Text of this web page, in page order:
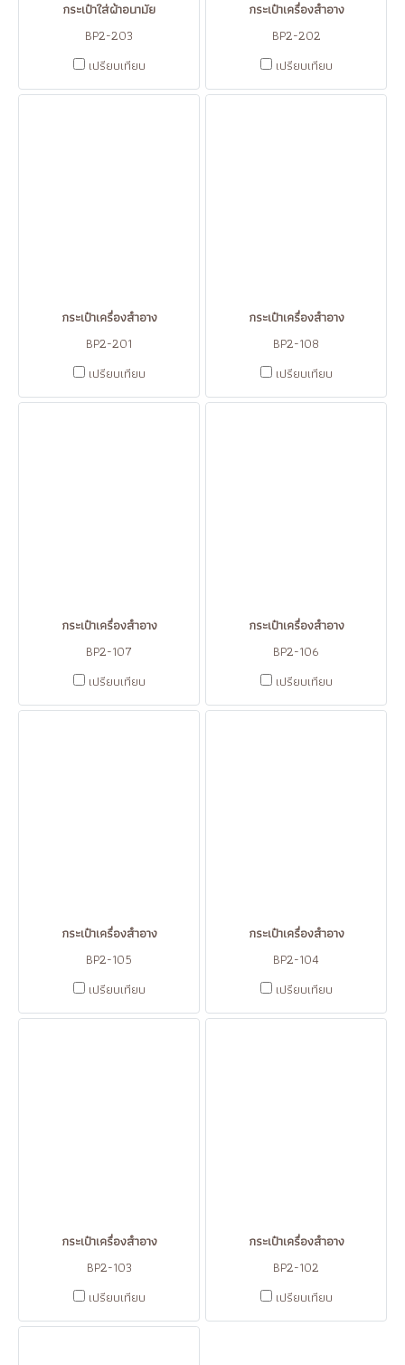
กระเป๋าใส่ผ้าอนามัย
BP2-203
เปรียบเทียบ
กระเป๋าเครื่องสำอาง
BP2-202
เปรียบเทียบ
กระเป๋าเครื่องสำอาง
BP2-201
เปรียบเทียบ
กระเป๋าเครื่องสำอาง
BP2-108
เปรียบเทียบ
กระเป๋าเครื่องสำอาง
BP2-107
เปรียบเทียบ
กระเป๋าเครื่องสำอาง
BP2-106
เปรียบเทียบ
กระเป๋าเครื่องสำอาง
BP2-105
เปรียบเทียบ
กระเป๋าเครื่องสำอาง
BP2-104
เปรียบเทียบ
กระเป๋าเครื่องสำอาง
BP2-103
เปรียบเทียบ
กระเป๋าเครื่องสำอาง
BP2-102
เปรียบเทียบ